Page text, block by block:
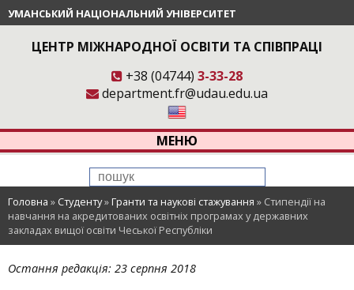
УМАНСЬКИЙ НАЦІОНАЛЬНИЙ УНІВЕРСИТЕТ
ЦЕНТР МІЖНАРОДНОЇ ОСВІТИ ТА СПІВПРАЦІ
+38 (04744) 3-33-28
department.fr@udau.edu.ua
МЕНЮ
Головна » Студенту»Гранти та наукові стажування » Стипендії на
навчання на акредитованих освітніх програмах у державних
закладах вищої освіти Чеської Республіки
Остання редакція: 23 серпня 2018